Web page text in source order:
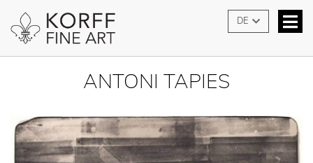
DE
ANTONI TAPIES